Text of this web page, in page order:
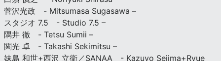
菅沢光政 - Mitsumasa Sugasawa –
スタジオ 7.5 - Studio 7.5 –
隅井 徹 - Tetsu Sumii –
関光 卓 - Takashi Sekimitsu –
妹島 和世+西沢 立衛／SANAA - Kazuyo Sejima+Ryue